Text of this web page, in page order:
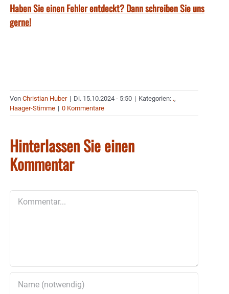
Haben Sie einen Fehler entdeckt? Dann schreiben Sie uns
gerne!
Von Christian Huber | Di. 15.10.2024 - 5:50 | Kategorien: .,
Haager-Stimme | 0 Kommentare
Hinterlassen Sie einen
Kommentar